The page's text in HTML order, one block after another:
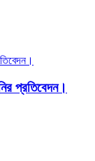
প্রতিবেদন।